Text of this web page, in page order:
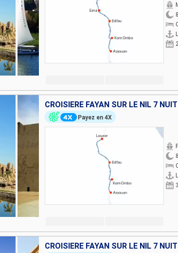
CROISIÈRE FAYAN SUR LE NIL 7
Payez en 4X
CROISIÈRE FAYAN SUR LE NIL 7